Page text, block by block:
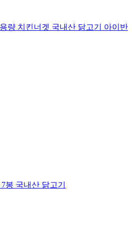
량 치킨너겟 국내산 닭고기 아이반
봉 국내산 닭고기